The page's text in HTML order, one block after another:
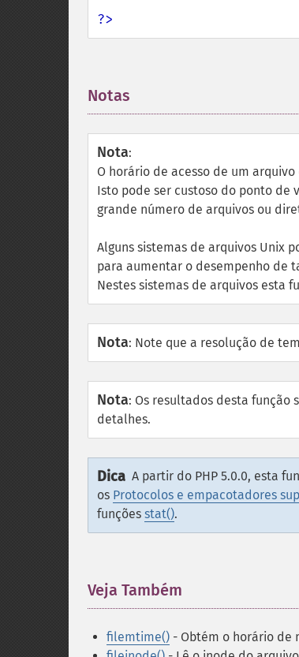
?>
Notas
Nota:
O horário de acesso de um
Isto pode ser custoso do ponto de
grande número de arquivos ou
Alguns sistemas de arquivos Unix
para aumentar o desempenho de
Nestes sistemas de arquivos esta
Nota: Note que a resolução de
Nota: Os resultados desta função
detalhes.
Dica A partir do PHP 5.0.0, esta
os Protocolos e empacotadores
funções stat().
Veja Também
filemtime() - Obtém o horário de